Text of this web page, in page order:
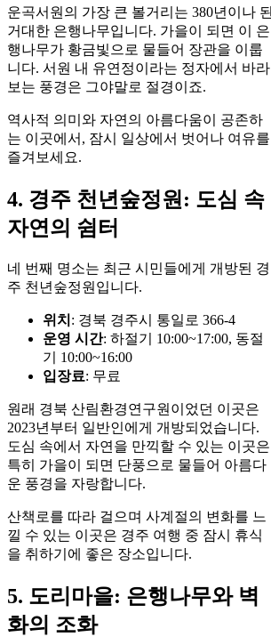
운곡서원의 가장 큰 볼거리는 380년이나 된
거대한 은행나무입니다. 가을이 되면 이 은
행나무가 황금빛으로 물들어 장관을 이룹
니다. 서원 내 유연정이라는 정자에서 바라
보는 풍경은 그야말로 절경이죠.
역사적 의미와 자연의 아름다움이 공존하
는 이곳에서, 잠시 일상에서 벗어나 여유를
즐겨보세요.
4. 경주 천년숲정원: 도심 속
자연의 쉼터
네 번째 명소는 최근 시민들에게 개방된 경
주 천년숲정원입니다.
위치 : 경북 경주시 통일로 366-4
운영 시간: 하절기 10:00~17:00, 동절
기 10:00~16:00
입장료: 무료
원래 경북 산림환경연구원이었던 이곳은
2023년부터 일반인에게 개방되었습니다.
도심 속에서 자연을 만끽할 수 있는 이곳은
특히 가을이 되면 단풍으로 물들어 아름다
운 풍경을 자랑합니다.
산책로를 따라 걸으며 사계절의 변화를 느
낄 수 있는 이곳은 경주 여행 중 잠시 휴식
을 취하기에 좋은 장소입니다.
5. 도리마을: 은행나무와 벽
화의 조화